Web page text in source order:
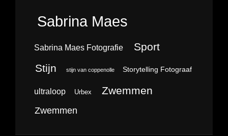
Sabrina Maes
Sabrina Maes Fotografie Sport
Stijn stijn van coppenolle Storytelling Fotograaf
ultraloop Urbex Zwemmen
Zwemmen